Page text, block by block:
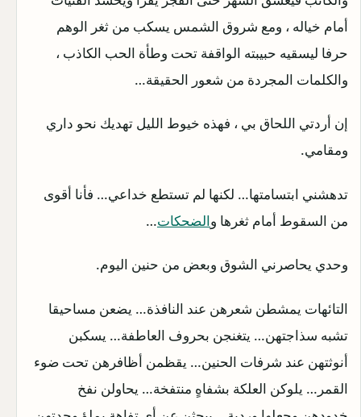
أمام خياله ، ومع شروق الشمس يسكب من ثغر الوهم
حرفا ليسقيه حبيبته الواقفة تحت وطأة الحب الكاذب ،
والكلمات المجردة من شعور الحقيقة…
إن أردتي اللحاق بي ، فهذه خيوط الليل تهديك نحو داري
ومقامي.
تدهشني ابتسامتها… لكنها لم تستطع خداعي… فأنا أقوى
من السقوط أمام ثغرها والضحكات…
وحدي يحاصرني الشوق وبعض من حنين اليوم.
التائهات يمشطن شعرهن عند النافذة… يضعن مساحيقا
تشبه سذاجتهن… يتغنجن بحروف العاطفة… يسكبن
أنوثتهن عند شرفات الحنين… يقظمن أظافرهن تحت ضوء
القمر… يلوكن العلكة بشفاهٍ منتفخة… يحاولن نفخ